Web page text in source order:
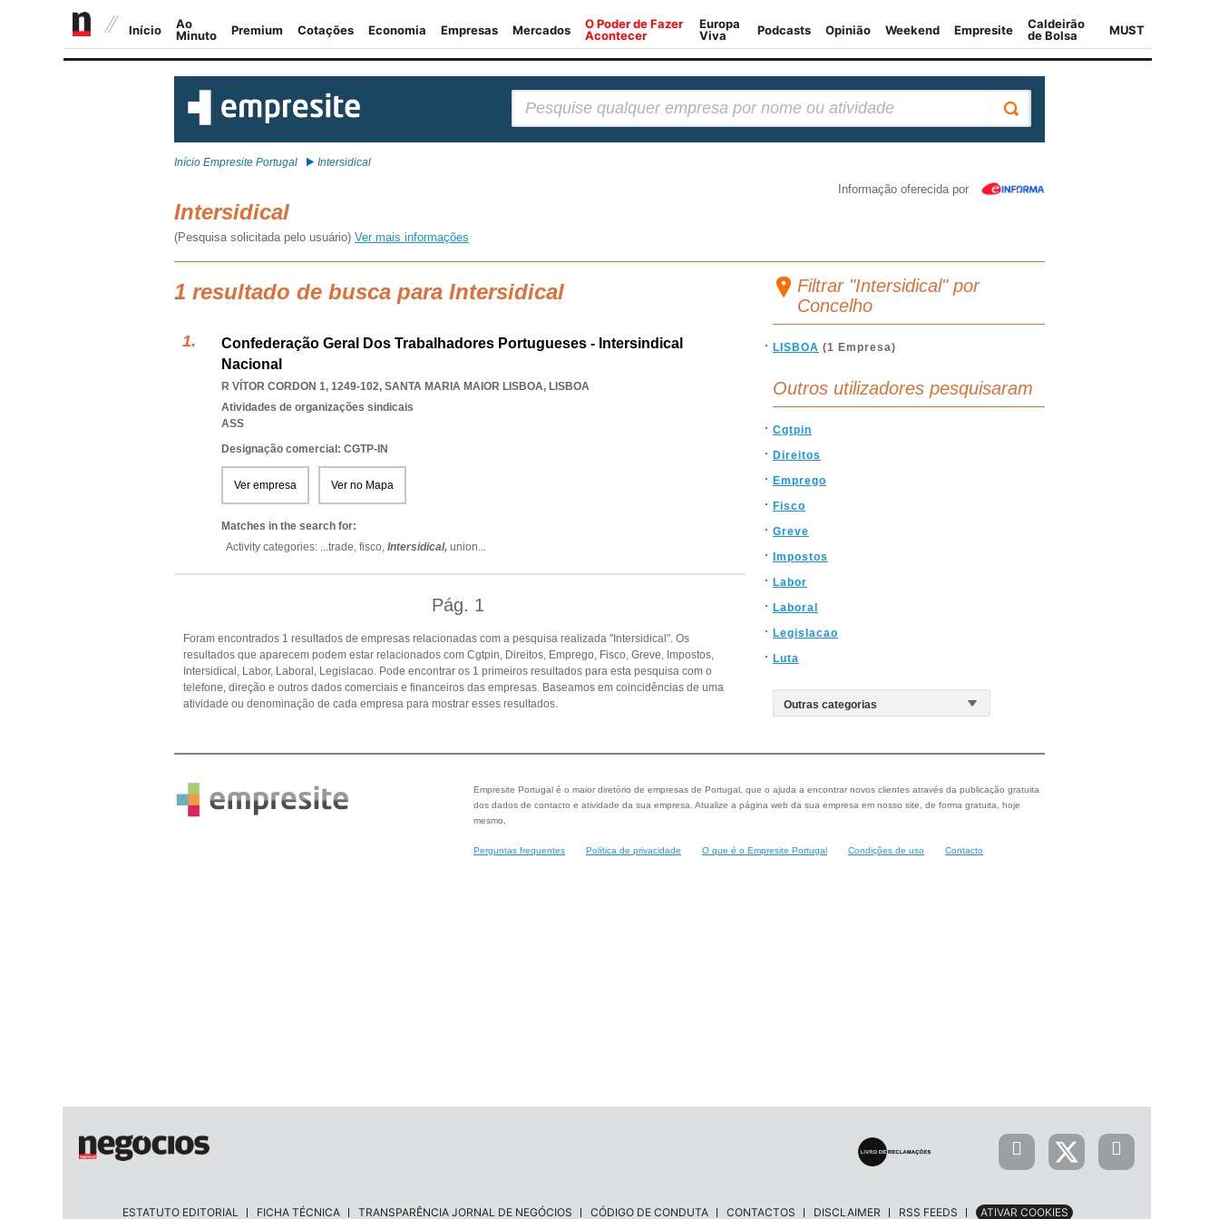
Início Empresite Portugal Intersidical
Informação oferecida por
Intersidical
(Pesquisa solicitada pelo usuário) Ver mais informações
1 resultado de busca para Intersidical
Confederação Geral Dos Trabalhadores Portugueses - Intersindical
Nacional
R VÍTOR CORDON 1, 1249-102, SANTA MARIA MAIOR LISBOA, LISBOA
Atividades de organizações sindicais
ASS
Designação comercial: CGTP-IN
Ver empresa Ver no Mapa
Matches in the search for:
Activity categories: ...trade, fisco, Intersidical, union...
Pág. 1
Foram encontrados 1 resultados de empresas relacionadas com a pesquisa realizada "Intersidical". Os
resultados que aparecem podem estar relacionados com Cgtpin, Direitos, Emprego, Fisco, Greve, Impostos,
Intersidical, Labor, Laboral, Legislacao. Pode encontrar os 1 primeiros resultados para esta pesquisa com o
telefone, direção e outros dados comerciais e financeiros das empresas. Baseamos em coincidências de uma
atividade ou denominação de cada empresa para mostrar esses resultados.
Filtrar "Intersidical" por
Concelho
LISBOA (1 Empresa)
Outros utilizadores pesquisaram
Cgtpin
Direitos
Emprego
Fisco
Greve
Impostos
Labor
Laboral
Legislacao
Luta
Empresite Portugal é o maior diretório de empresas de Portugal, que o ajuda a encontrar novos clientes através da publicação gratuita
dos dados de contacto e atividade da sua empresa. Atualize a página web da sua empresa em nosso site, de forma gratuita, hoje
mesmo.
Perguntas frequentes Política de privacidade O que é o Empresite Portugal Condições de uso Contacto